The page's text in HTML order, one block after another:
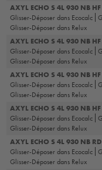
AXYL ECHO S 4L 930 NB
Glisser-Déposer dans Ecocalc
Glisser-Déposer dans Relux
AXYL ECHO S 4L 930 NB HF
Glisser-Déposer dans Ecocalc
Glisser-Déposer dans Relux
AXYL ECHO S 4L 930 NB
Glisser-Déposer dans Ecocalc
Glisser-Déposer dans Relux
AXYL ECHO S 4L 930 NB
Glisser-Déposer dans Ecocalc
Glisser-Déposer dans Relux
AXYL ECHO S 4L 930 NB
Glisser-Déposer dans Ecocalc
Glisser-Déposer dans Relux